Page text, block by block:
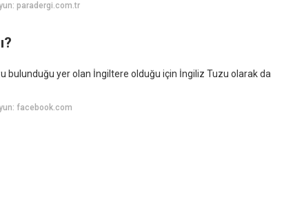
paradergi.com.tr
bulunduğu yer olan İngiltere olduğu için İngiliz Tuzu olarak da
facebook.com